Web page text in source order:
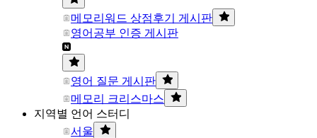
메모리워드 상점후기 게시판
영어공부 인증 게시판
영어 질문 게시판
메모리 크리스마스
지역별 언어 스터디
서울